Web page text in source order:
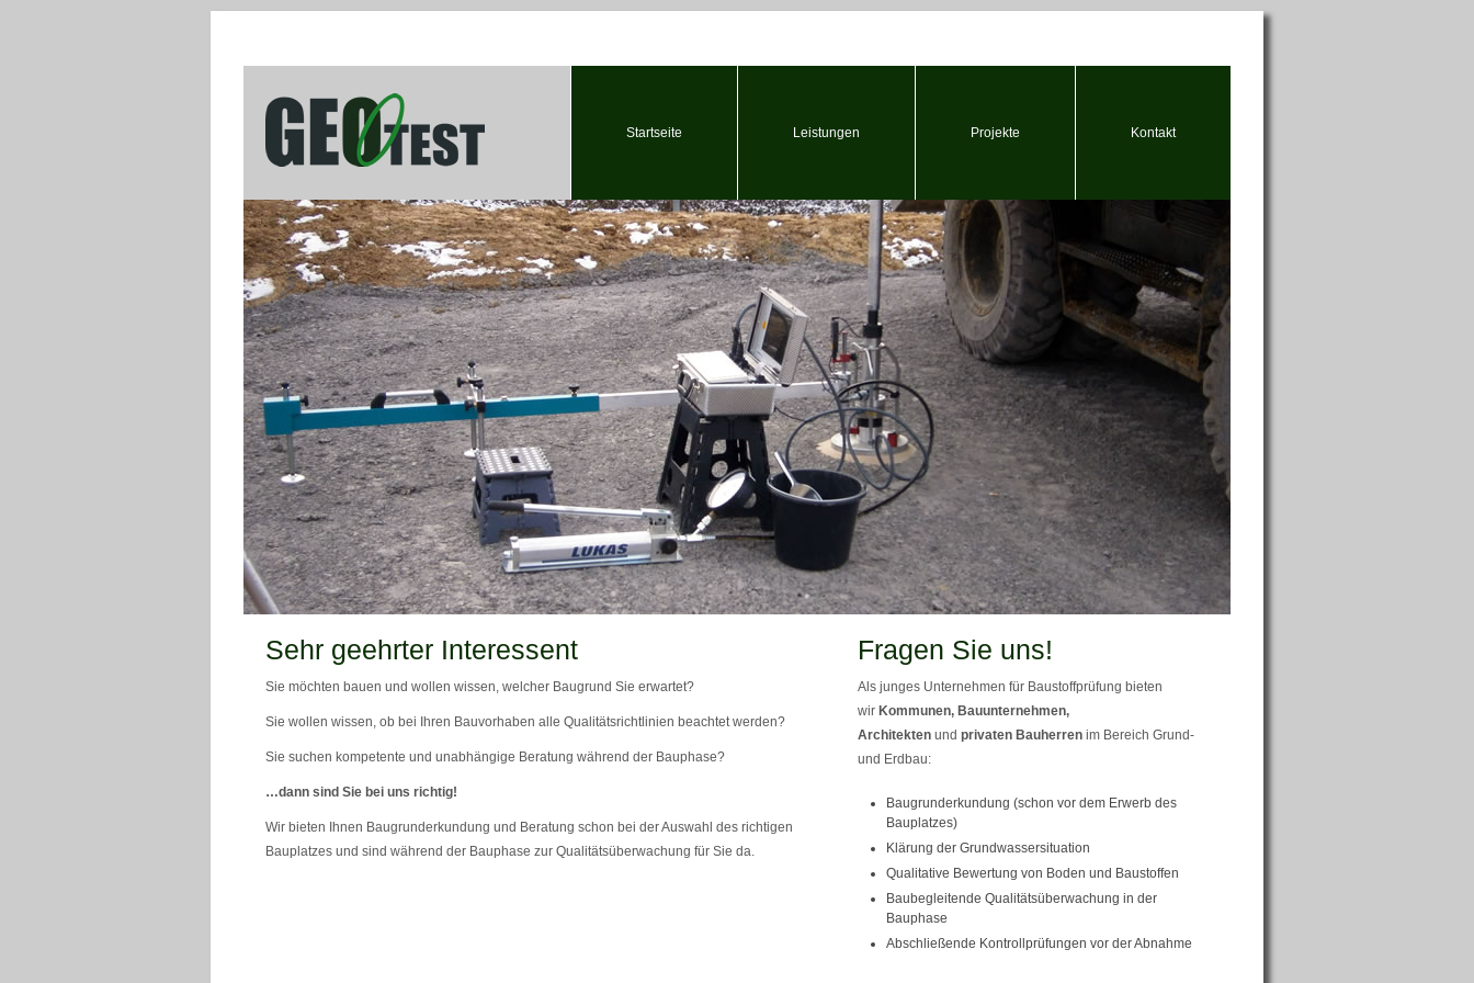
Startseite Leistungen Projekte Kontakt
Sehr geehrter Interessent
Sie möchten bauen und wollen wissen, welcher Baugrund Sie erwartet?
Sie wollen wissen, ob bei Ihren Bauvorhaben alle Qualitätsrichtlinien beachtet werden?
Sie suchen kompetente und unabhängige Beratung während der Bauphase?
…dann sind Sie bei uns richtig!
Wir bieten Ihnen Baugrunderkundung und Beratung schon bei der Auswahl des richtigen
Bauplatzes und sind während der Bauphase zur Qualitätsüberwachung für Sie da.
Fragen Sie uns!
Als junges Unternehmen für Baustoffprüfung bieten
wir Kommunen, Bauunternehmen,
Architekten und privaten Bauherren im Bereich Grund-
und Erdbau:
Baugrunderkundung (schon vor dem Erwerb des
Bauplatzes)
Klärung der Grundwassersituation
Qualitative Bewertung von Boden und Baustoffen
Baubegleitende Qualitätsüberwachung in der
Bauphase
Abschließende Kontrollprüfungen vor der Abnahme